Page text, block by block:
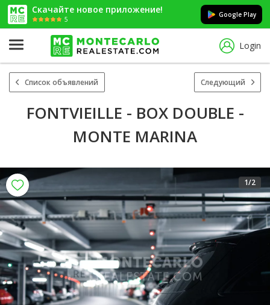
Скачайте новое приложение!
5
Google Play
Login
Список объявлений Следующий
FONTVIEILLE - BOX DOUBLE -
MONTE MARINA
1/2